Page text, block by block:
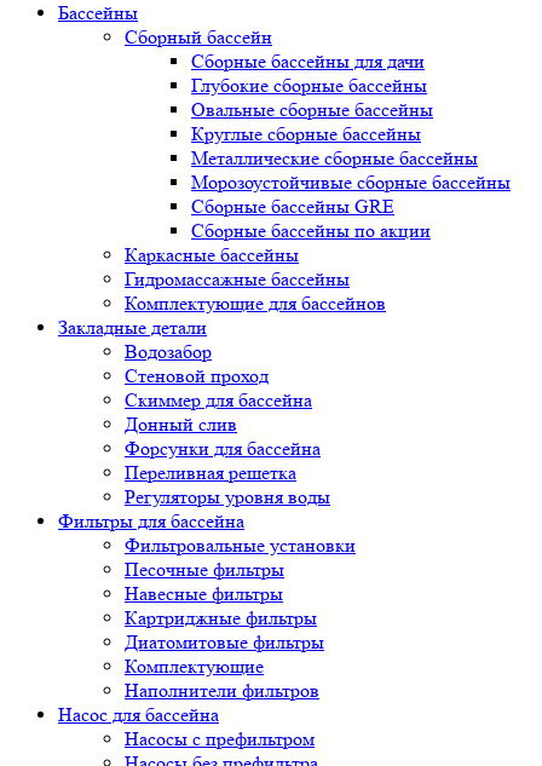
Бассейны
Сборный бассейн
Сборные бассейны для дачи
Глубокие сборные бассейны
Овальные сборные бассейны
Круглые сборные бассейны
Металлические сборные бассейны
Морозоустойчивые сборные бассейны
Сборные бассейны GRE
Сборные бассейны по акции
Каркасные бассейны
Гидромассажные бассейны
Комплектующие для бассейнов
Закладные детали
Водозабор
Стеновой проход
Скиммер для бассейна
Донный слив
Форсунки для бассейна
Переливная решетка
Регуляторы уровня воды
Фильтры для бассейна
Фильтровальные установки
Песочные фильтры
Навесные фильтры
Картриджные фильтры
Диатомитовые фильтры
Комплектующие
Наполнители фильтров
Насос для бассейна
Насосы с префильтром